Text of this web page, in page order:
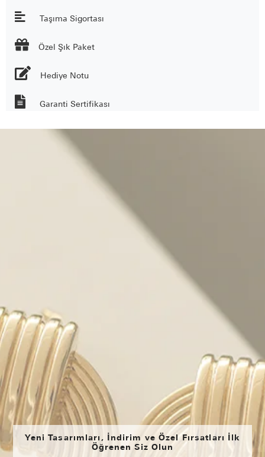
Taşıma Sigortası
 Özel Şık Paket
Hediye Notu
Garanti Sertifikası
Yeni Tasarımları, İndirim ve Özel Fırsatları İlk
Öğrenen Siz Olun